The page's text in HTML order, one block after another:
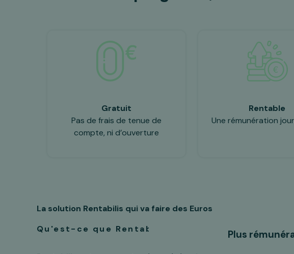
Gratuit
Pas de frais de tenue de
compte, ni d’ouverture
Rentable
Une rémunération
La solution Rentabilis qui va faire des Euros
Qu'est-ce que Rentabilis ?
Plus